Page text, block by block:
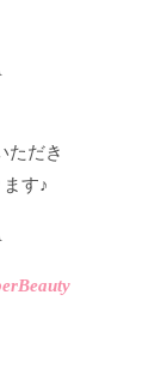
ただき
す♪